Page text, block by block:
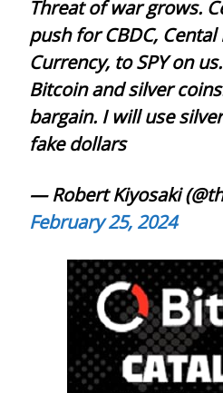
Threat of war grows.
push for CBDC,
Currency, to SPY on
Bitcoin and silver
bargain. I will use
fake dollars
— Robert Kiyosaki
February 25, 2024